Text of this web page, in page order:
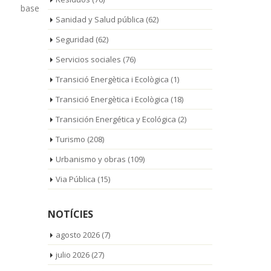
junto con los cerca [...]
Sanidad y Salud pública (62)
Seguridad (62)
Servicios sociales (76)
Transició Energètica i Ecològica (1)
Transició Energètica i Ecològica (18)
Transición Energética y Ecológica (2)
Turismo (208)
Urbanismo y obras (109)
Via Pública (15)
NOTÍCIES
agosto 2026(7)
julio 2026(27)